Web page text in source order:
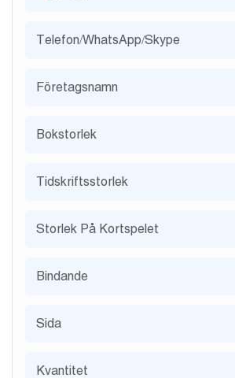
Telefon/WhatsApp/Skype
Företagsnamn
Bokstorlek
Tidskriftsstorlek
Storlek På Kortspelet
Bindande
Sida
Kvantitet